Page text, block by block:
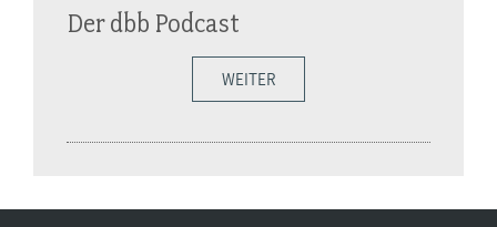
Der dbb Podcast
WEITER